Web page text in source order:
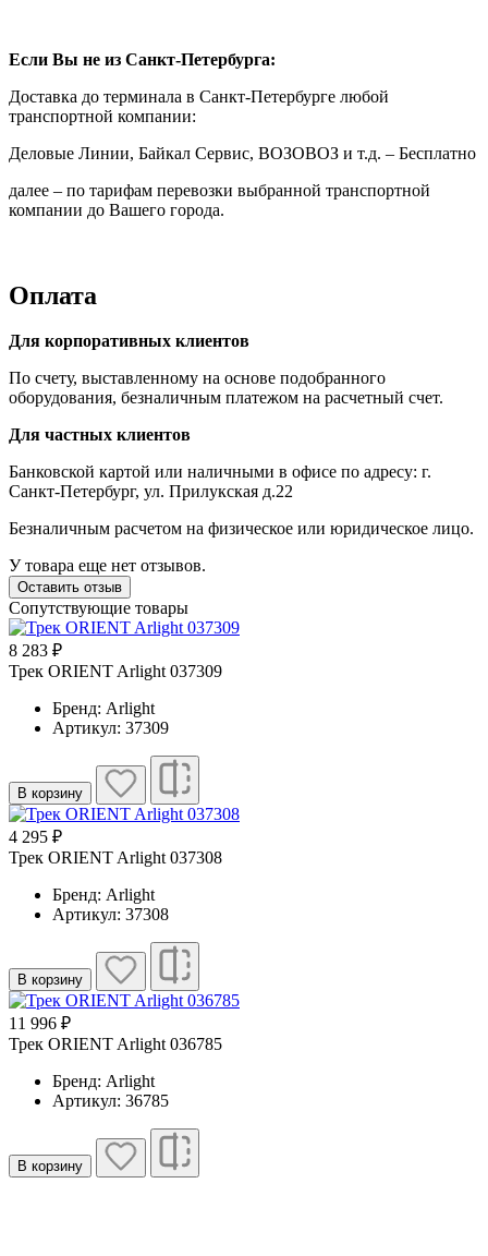
Если Вы не из Санкт-Петербурга:
Доставка до терминала в Санкт-Петербурге любой
транспортной компании:
Деловые Линии, Байкал Сервис, ВОЗОВОЗ и т.д. – Бесплатно
далее – по тарифам перевозки выбранной транспортной
компании до Вашего города.
Оплата
Для корпоративных клиентов
По счету, выставленному на основе подобранного
оборудования, безналичным платежом на расчетный счет.
Для частных клиентов
Банковской картой или наличными в офисе по адресу: г.
Санкт-Петербург, ул. Прилукская д.22
Безналичным расчетом на физическое или юридическое лицо.
У товара еще нет отзывов.
Оставить отзыв
Сопутствующие товары
8 283 ₽
Трек ORIENT Arlight 037309
Бренд: Arlight
Артикул: 37309
В корзину
4 295 ₽
Трек ORIENT Arlight 037308
Бренд: Arlight
Артикул: 37308
В корзину
11 996 ₽
Трек ORIENT Arlight 036785
Бренд: Arlight
Артикул: 36785
В корзину